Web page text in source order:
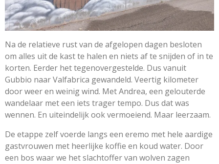
Na de relatieve rust van de afgelopen dagen besloten
om alles uit de kast te halen en niets af te snijden of in te
korten. Eerder het tegenovergestelde. Dus vanuit
Gubbio naar Valfabrica gewandeld. Veertig kilometer
door weer en weinig wind. Met Andrea, een gelouterde
wandelaar met een iets trager tempo. Dus dat was
wennen. En uiteindelijk ook vermoeiend. Maar leerzaam.
De etappe zelf voerde langs een eremo met hele aardige
gastvrouwen met heerlijke koffie en koud water. Door
een bos waar we het slachtoffer van wolven zagen